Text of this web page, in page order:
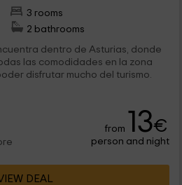
3 rooms
2 bathrooms
dentro de Asturias, donde
las comodidades en la zona
disfrutar mucho del turismo.
from 13€
person and night
DEAL